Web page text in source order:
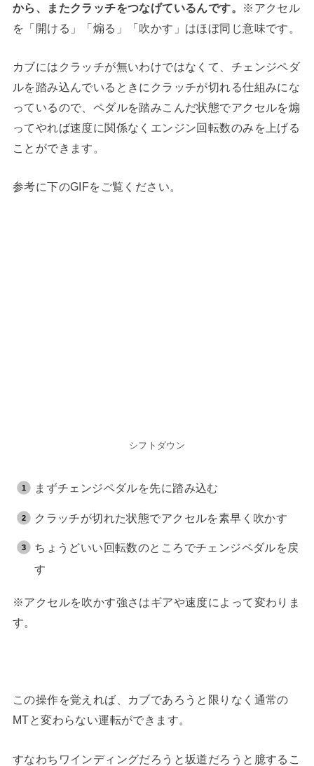
から、またクラッチをつなげているんです。
※アクセル
を「開ける」「煽る」「吹かす」はほぼ同じ意味です。
カブにはクラッチが無いわけではなくて、チェンジペダ
ルを踏み込んでいるときにクラッチが切れる仕組みにな
っているので、ペダルを踏みこんだ状態でアクセルを煽
ってやれば速度に関係なくエンジン回転数のみを上げる
ことができます。
参考に下のGIFをご覧ください。
シフトダウン
まずチェンジペダルを先に踏み込む
クラッチが切れた状態でアクセルを素早く吹かす
ちょうどいい回転数のところでチェンジペダルを戻
す
※アクセルを吹かす強さはギアや速度によって変わりま
す。
この操作を覚えれば、カブであろうと限りなく通常の
MTと変わらない運転ができます。
すなわちワインディングだろうと坂道だろうと臆するこ